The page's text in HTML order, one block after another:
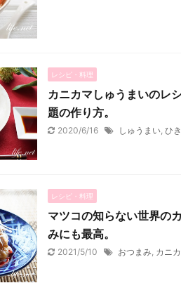
レシピ・料理
カニカマしゅうまいのレ
題の作り方。
2020/6/16 しゅうまい ひ
レシピ・料理
マツコの知らない世界の
みにも最高。
2021/5/10 おつまみ, カニ